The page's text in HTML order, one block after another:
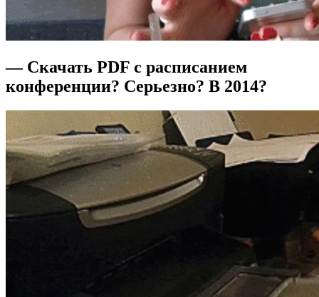
— Скачать PDF с расписанием
конференции? Серьезно? В 2014?